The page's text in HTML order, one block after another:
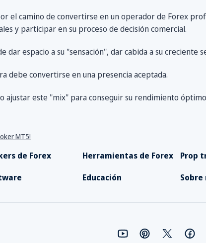
el camino de convertirse en un operador de Forex
y participar en su proceso de decisión comercial.
dar espacio a su "sensación", dar cabida a su creciente
debe convertirse en una presencia aceptada.
ajustar este "mix" para conseguir su rendimiento
MT5!
de Forex Herramientas de Forex Prop
Educación